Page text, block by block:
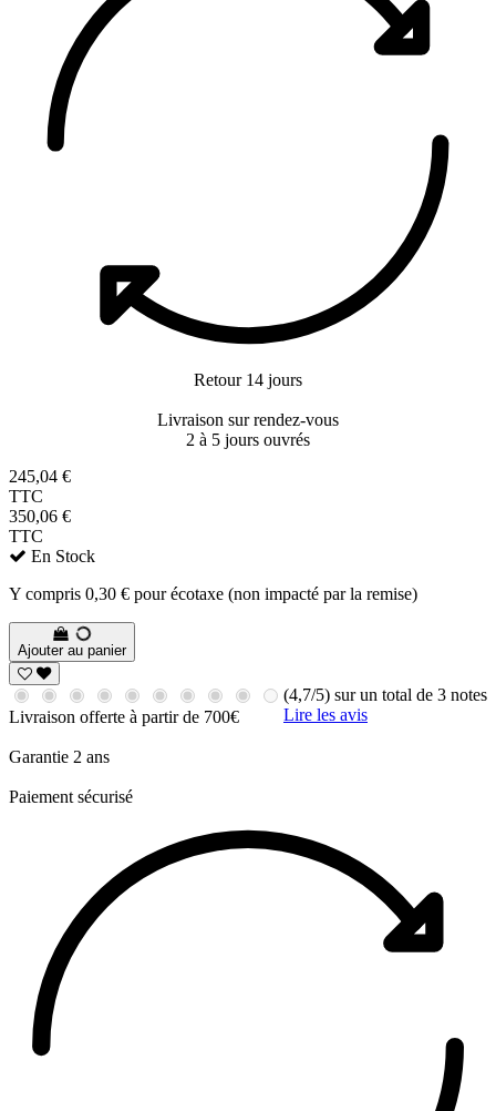
Retour 14 jours
Livraison sur rendez-vous
2 à 5 jours ouvrés
245,04 €
TTC
350,06 €
TTC
En Stock
Y compris 0,30 € pour écotaxe (non impacté par la remise)
Ajouter au panier
(4,7/5) sur un total de 3 notes
Lire les avis
Livraison offerte à partir de 700€
Garantie 2 ans
Paiement sécurisé